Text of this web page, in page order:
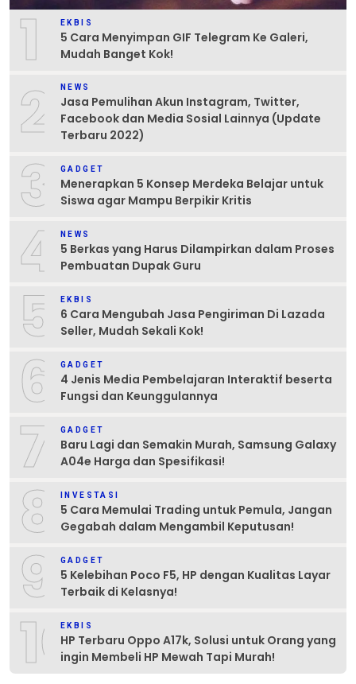
1 EKBIS
5 Cara Menyimpan GIF Telegram Ke Galeri,
Mudah Banget Kok!
2 NEWS
Jasa Pemulihan Akun Instagram, Twitter,
Facebook dan Media Sosial Lainnya (Update
Terbaru 2022)
3 GADGET
Menerapkan 5 Konsep Merdeka Belajar untuk
Siswa agar Mampu Berpikir Kritis
4 NEWS
5 Berkas yang Harus Dilampirkan dalam Proses
Pembuatan Dupak Guru
5 EKBIS
6 Cara Mengubah Jasa Pengiriman Di Lazada
Seller, Mudah Sekali Kok!
6 GADGET
4 Jenis Media Pembelajaran Interaktif beserta
Fungsi dan Keunggulannya
7 GADGET
Baru Lagi dan Semakin Murah, Samsung Galaxy
A04e Harga dan Spesifikasi!
8 INVESTASI
5 Cara Memulai Trading untuk Pemula, Jangan
Gegabah dalam Mengambil Keputusan!
9 GADGET
5 Kelebihan Poco F5, HP dengan Kualitas Layar
Terbaik di Kelasnya!
10EKBIS
HP Terbaru Oppo A17k, Solusi untuk Orang yang
ingin Membeli HP Mewah Tapi Murah!